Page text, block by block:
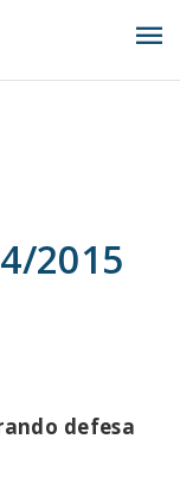
menu
2015
defesa